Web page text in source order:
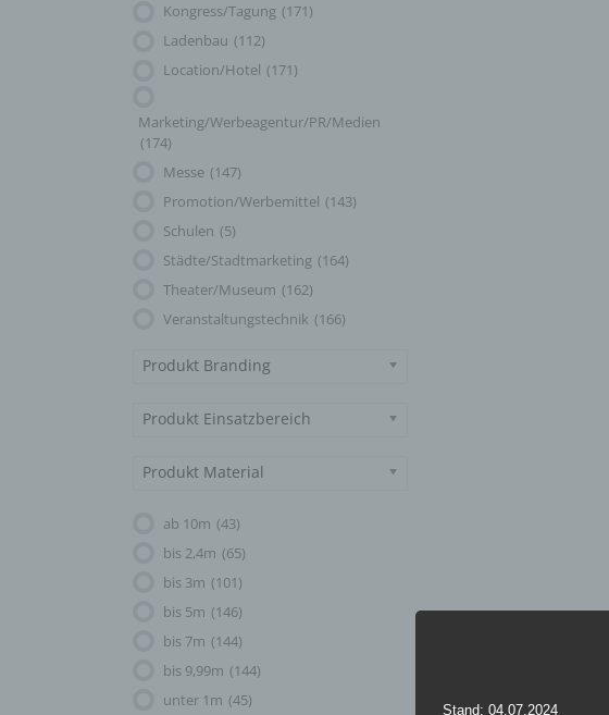
Kongress/Tagung (171)
Ladenbau (112)
Location/Hotel (171)
Marketing/Werbeagentur/PR/Medien
(174)
Messe (147)
Promotion/Werbemittel (143)
Schulen (5)
Städte/Stadtmarketing (164)
Theater/Museum (162)
Veranstaltungstechnik (166)
Produkt Branding
Produkt Einsatzbereich
Produkt Material
ab 10m (43)
bis 2,4m (65)
bis 3m (101)
bis 5m (146)
bis 7m (144)
bis 9,99m (144)
unter 1m (45)
Stand: 04.07.2024